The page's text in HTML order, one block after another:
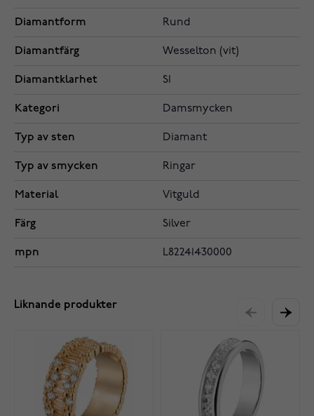
Diamantform Rund
Diamantfärg Wesselton (vit)
Diamantklarhet SI
Kategori Damsmycken
Typ av sten Diamant
Typ av smycken Ringar
Material Vitguld
Färg Silver
mpn L82241430000
Liknande produkter